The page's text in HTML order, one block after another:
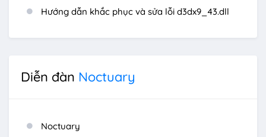
Hướng dẫn khắc phục và sửa lỗi d3dx9_43.dll
Diễn đàn Noctuary
Noctuary